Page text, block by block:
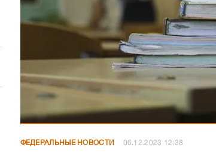
ФЕДЕРАЛЬНЫЕ НОВОСТИ 06.12.2023 12:38